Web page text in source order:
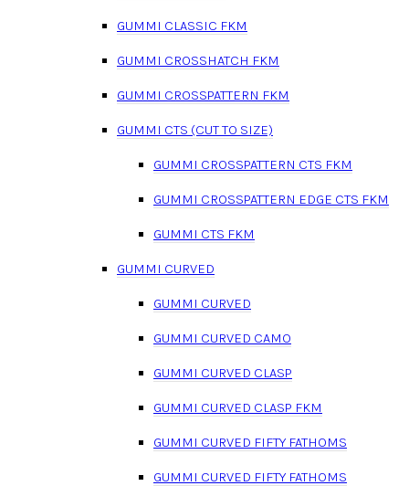
GUMMI CLASSIC FKM
GUMMI CROSSHATCH FKM
GUMMI CROSSPATTERN FKM
GUMMI CTS (CUT TO SIZE)
GUMMI CROSSPATTERN CTS FKM
GUMMI CROSSPATTERN EDGE CTS FKM
GUMMI CTS FKM
GUMMI CURVED
GUMMI CURVED
GUMMI CURVED CAMO
GUMMI CURVED CLASP
GUMMI CURVED CLASP FKM
GUMMI CURVED FIFTY FATHOMS
GUMMI CURVED FIFTY FATHOMS